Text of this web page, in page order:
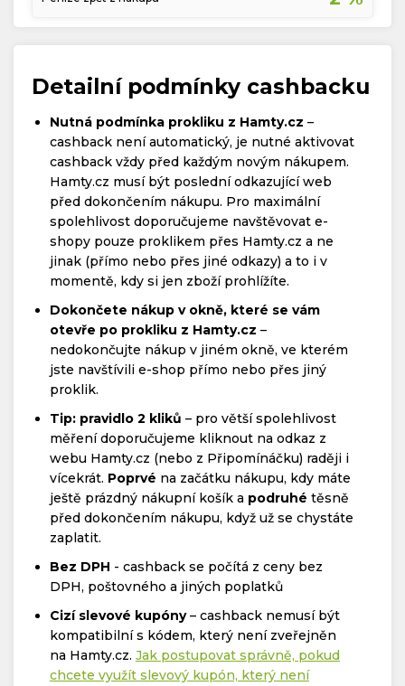
Detailní podmínky cashbacku
Nutná podmínka prokliku z Hamty.cz –
cashback není automatický, je nutné aktivovat
cashback vždy před každým novým nákupem.
Hamty.cz musí být poslední odkazující web
před dokončením nákupu. Pro maximální
spolehlivost doporučujeme navštěvovat e-
shopy pouze proklikem přes Hamty.cz a ne
jinak (přímo nebo přes jiné odkazy) a to i v
momentě, kdy si jen zboží prohlížíte.
Dokončete nákup v okně, které se vám
otevře po prokliku z Hamty.cz –
nedokončujte nákup v jiném okně, ve kterém
jste navštívili e-shop přímo nebo přes jiný
proklik.
Tip: pravidlo 2 kliků – pro větší spolehlivost
měření doporučujeme kliknout na odkaz z
webu Hamty.cz (nebo z Připomínáčku) raději i
vícekrát. Poprvé na začátku nákupu, kdy máte
ještě prázdný nákupní košík a podruhé těsně
před dokončením nákupu, když už se chystáte
zaplatit.
Bez DPH - cashback se počítá z ceny bez
DPH, poštovného a jiných poplatků
Cizí slevové kupóny– cashback nemusí být
kompatibilní s kódem, který není zveřejněn
na Hamty.cz. Jak postupovat správně, pokud
chcete využít slevový kupón, který není